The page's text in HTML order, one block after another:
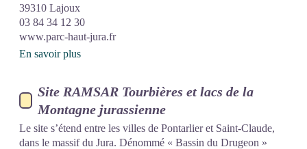
39310 Lajoux
03 84 34 12 30
www.parc-haut-jura.fr
En savoir plus
Site RAMSAR Tourbières et lacs de la
Montagne jurassienne
Le site s’étend entre les villes de Pontarlier et Saint-Claude,
dans le massif du Jura. Dénommé « Bassin du Drugeon »